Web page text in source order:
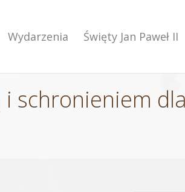
Wydarzenia Święty Jan Paweł II
i schronieniem dla